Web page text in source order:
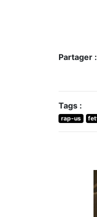
Partager :
Tags :
rap-us